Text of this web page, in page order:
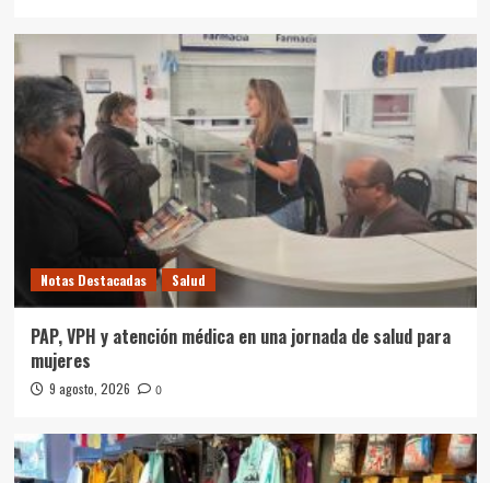
Notas Destacadas Salud
PAP, VPH y atención médica en una jornada de salud para
mujeres
9 agosto, 2026 0